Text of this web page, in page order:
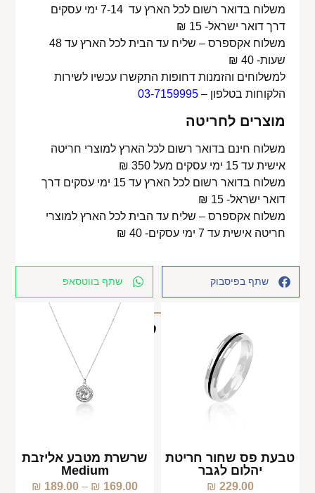
משלוח בדואר רשום לכל הארץ עד 7-14 ימי עסקים
דרך דואר ישראל- 15 ₪
משלוח אקספרס – שליח עד הבית לכל הארץ עד 48
שעות- 40 ₪
למשלוחים והזמנות דחופות התקשרו עכשיו לשירות
הלקוחות בטלפון –03-7159995
מוצרים לחריטה
משלוח חינם בדואר רשום לכל הארץ למוצרי חריטה
אישית עד 15 ימי עסקים מעל 350 ₪
משלוח בדואר רשום לכל הארץ עד 15 ימי עסקים דרך
דואר ישראל- 15 ₪
משלוח אקספרס – שליח עד הבית לכל הארץ למוצרי
חריטה אישית עד 7 ימי עסקים- 40 ₪
שתף בפיסבוק שתף בווטסאפ
מוצרים קשורים
טבעת פס שחור חריטת
יהלום לגבר
229.00
₪
שרשרת מטבע אליזבת
Medium
169.00
₪
–
189.00
₪